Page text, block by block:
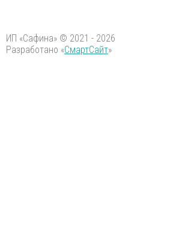
ИП «Сафина» © 2021 - 2026
Разработано «СмартСайт»